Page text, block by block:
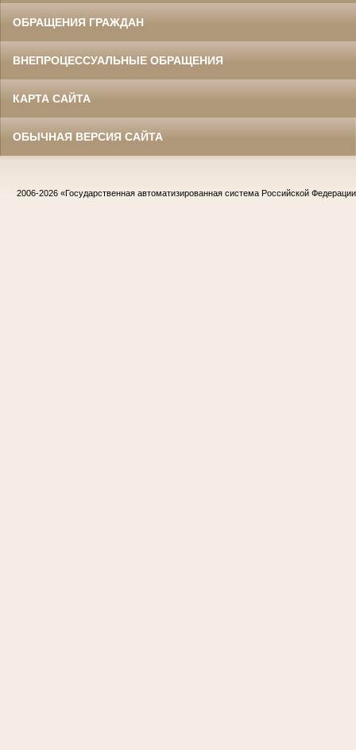
ОБРАЩЕНИЯ ГРАЖДАН
ВНЕПРОЦЕССУАЛЬНЫЕ ОБРАЩЕНИЯ
КАРТА САЙТА
ОБЫЧНАЯ ВЕРСИЯ САЙТА
2006-2026 «Государственная автоматизированная система Российской